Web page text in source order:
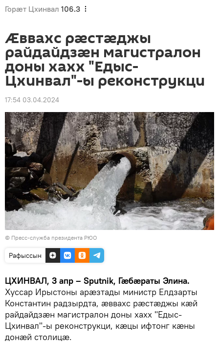
Горӕт Цхинвал 106.3
Ӕввахс рӕстӕджы
райдайдзӕн магистралон
доны хахх "Едыс-
Цхинвал"-ы реконструкци
17:54 03.04.2024
© Пресс-служба президента РЮО
Рафыссын
ЦХИНВАЛ, 3 апр – Sputnik, Гӕбӕраты Элина.
Хуссар Ирыстоны арӕзтады министр Елдзарты
Константин радзырдта, ӕввахс рӕстӕджы кӕй
райдайдзӕн магистралон доны хахх "Едыс-
Цхинвал"-ы реконструкци, кӕцы ифтонг кӕны
донӕй столицӕ.